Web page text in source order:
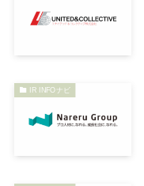
IR INFOナビ